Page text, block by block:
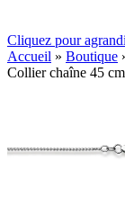
Cliquez pour
Accueil » Boutique
Collier chaîne 45